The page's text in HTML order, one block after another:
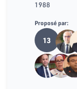
1988
Proposé par:
13